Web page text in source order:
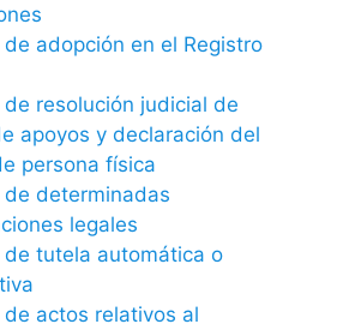
de adopción en el Registro
de resolución judicial de
apoyos y declaración del
persona física
de determinadas
legales
de tutela automática o
de actos relativos al